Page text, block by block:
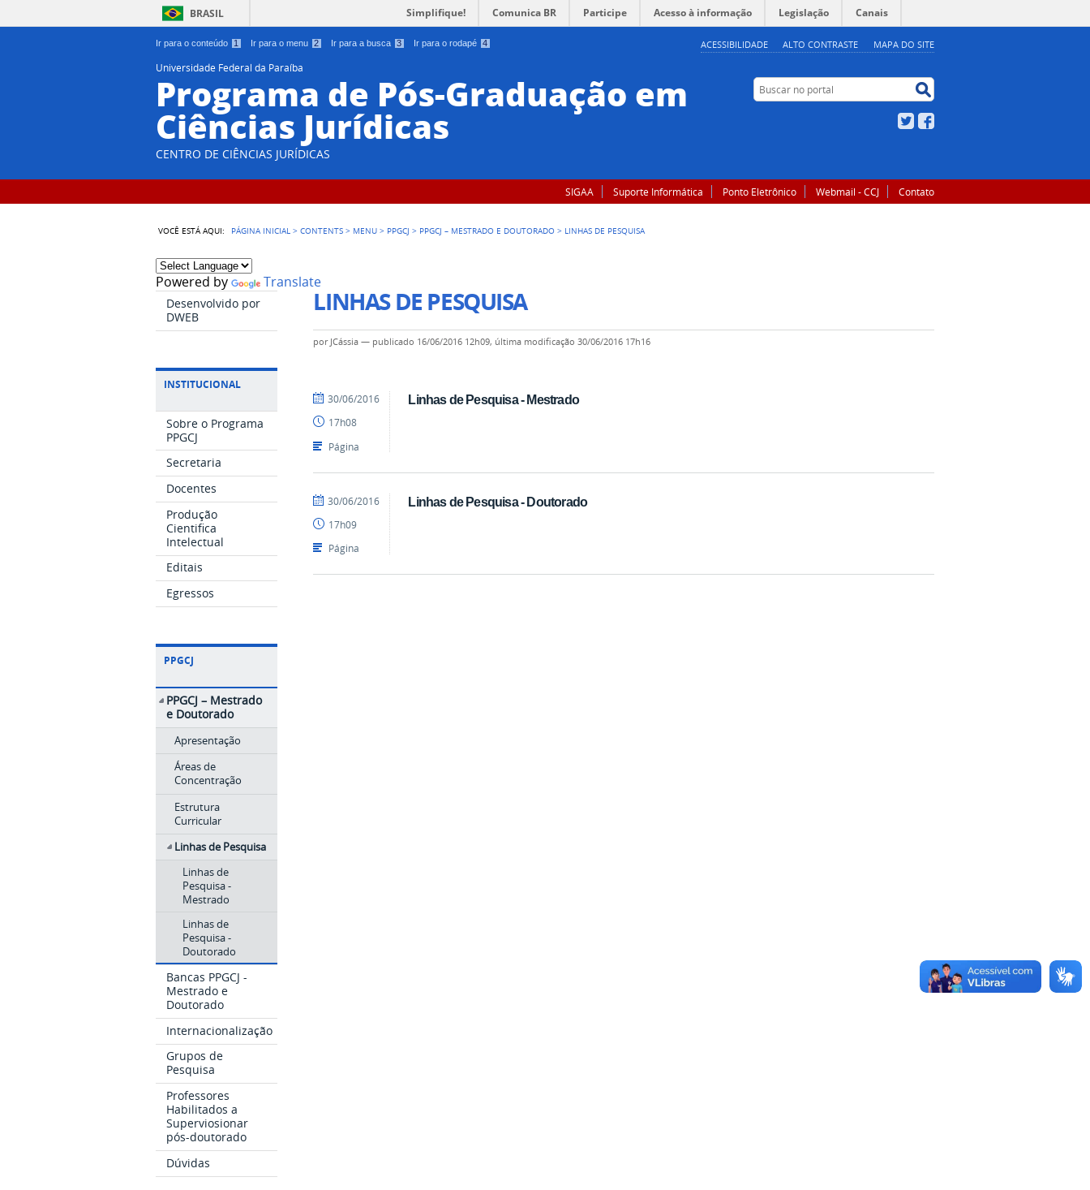
Ir para o conteúdo 1 Ir para o menu 2 Ir para a busca 3 Ir para o rodapé 4 ACESSIBILIDADE ALTO CONTRASTE MAPA DO SITE
BRASIL Simplifique! Comunica BR Participe Acesso à informação Legislação Canais
Universidade Federal da Paraíba
Programa de Pós-Graduação em
Ciências Jurídicas
CENTRO DE CIÊNCIAS JURÍDICAS
Buscar no portal
Twitter
SIGAA Suporte Informática Ponto Eletrônico Webmail - CCJ Contato
VOCÊ ESTÁ AQUI: PÁGINA INICIAL >CONTENTS > MENU > PPGCJ > PPGCJ – MESTRADO E DOUTORADO > LINHAS DE PESQUISA
Powered by Translate
Desenvolvido por
DWEB
INSTITUCIONAL
Sobre o Programa
PPGCJ
Secretaria
Docentes
Produção
Cientifica
Intelectual
Editais
Egressos
PPGCJ
PPGCJ – Mestrado
e Doutorado
Apresentação
Áreas de
Concentração
Estrutura
Curricular
Linhas de Pesquisa
Linhas de
Pesquisa -
Mestrado
Linhas de
Pesquisa -
Doutorado
Bancas PPGCJ -
Mestrado e
Doutorado
Internacionalização
Grupos de
Pesquisa
Professores
Habilitados a
Superviosionar
pós-doutorado
Dúvidas
LINHAS DE PESQUISA
por JCássia — publicado 16/06/2016 12h09, última modificação 30/06/2016 17h16
Linhas de Pesquisa - Mestrado
por
publicado
30/06/2016
17h08
Página
Linhas de Pesquisa - Doutorado
por
publicado
30/06/2016
17h09
Página